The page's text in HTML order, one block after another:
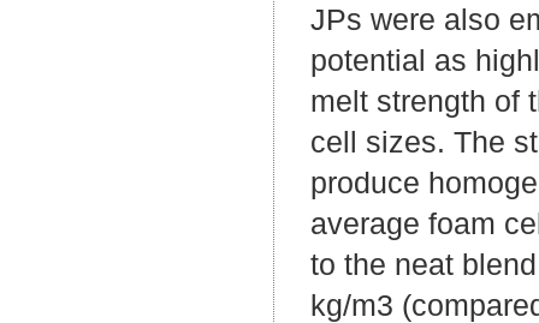
JPs were also
potential as
melt strength of
cell sizes. The
produce
average foam
to the neat
kg/m3